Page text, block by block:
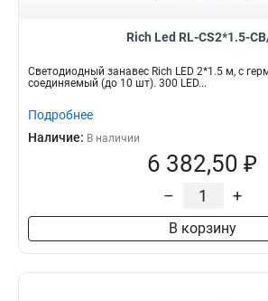
Rich Led RL-CS2*1.5-
Светодиодный занавес Rich LED 2*1.5 м, с
соединяемый (до 10 шт). 300 LED...
Подробнее
Наличие: В наличии
6 382,50 ₽
– +
В корзину